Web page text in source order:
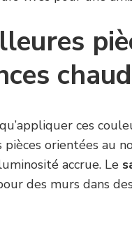
ces
pièces orientées au
accrue. Le
des murs dans